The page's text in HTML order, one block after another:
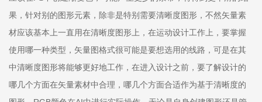
果，针对别的图形元素，除非是特别需要清晰度图形，不然矢量素
材应该基本上一直用在清晰度图形上，在运动设计工作上，要掌握
使用哪一种类型，矢量图格式很可能是要想选用的线路，可是在其
中清晰度图形将能够更好地工作，在进入设计之前，要了解设计的
哪几个方面在矢量素材中合理，哪几个方面合适作为基于清晰度的